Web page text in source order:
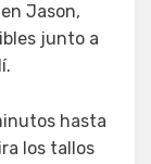
Jason,
junto a
hasta
los tallos